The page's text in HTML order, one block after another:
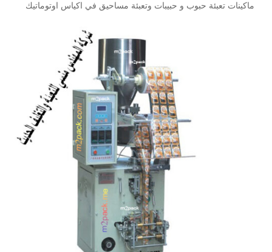
ماكينات تعبئة حبوب و حبيبات وتعبئة مساحيق في اكياس اوتوماتيك